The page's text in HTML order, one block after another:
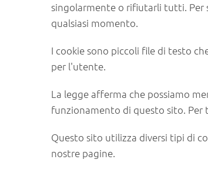
singolarmente o rifiutarli tutti. Per
qualsiasi momento.
I cookie sono piccoli file di testo
per l'utente.
La legge afferma che possiamo
funzionamento di questo sito.
Questo sito utilizza diversi tipi di
nostre pagine.